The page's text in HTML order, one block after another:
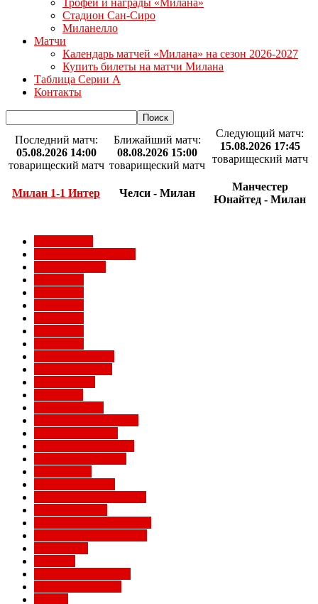
Трофеи и награды «Милана»
Стадион Сан-Сиро
Миланелло
Матчи
Календарь матчей «Милана» на сезон 2026-2027
Купить билеты на матчи Милана
Таблица Серии А
Контакты
Последний матч:
05.08.2026 14:00
товарищеский матч
Милан 1-1 Интер
Ближайший матч:
08.08.2026 15:00
товарищеский матч
Челси - Милан
Следующий матч:
15.08.2026 17:45
товарищеский матч
Манчестер
Юнайтед - Милан